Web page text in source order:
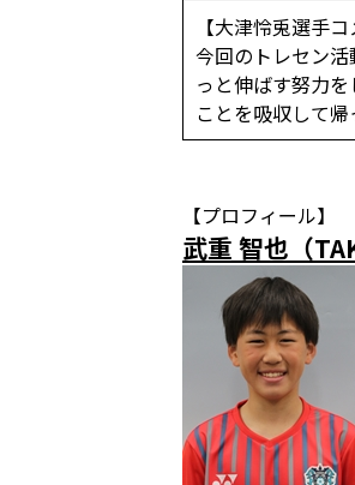
【大津怜兎選手コ
今回のトレセン
っと伸ばす努力
ことを吸収して帰
【プロフィール】
武重 智也（